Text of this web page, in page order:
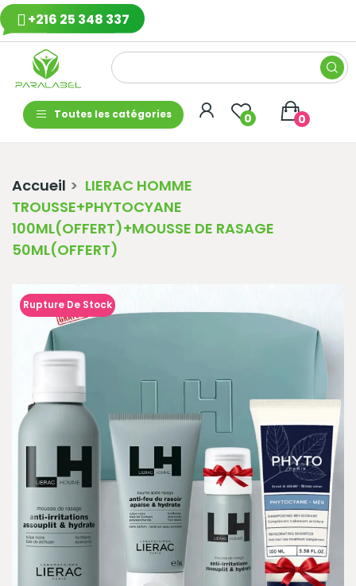
+216 25 348 337
Toutes les catégories 0 0
Accueil
LIERAC HOMME
TROUSSE+PHYTOCYANE
100ML(OFFERT)+MOUSSE DE RASAGE
50ML(OFFERT)
Rupture De Stock